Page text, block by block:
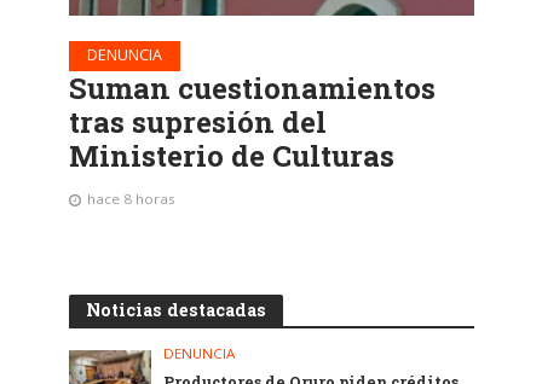
DENUNCIA
Suman cuestionamientos
tras supresión del
Ministerio de Culturas
hace 8 horas
Noticias destacadas
DENUNCIA